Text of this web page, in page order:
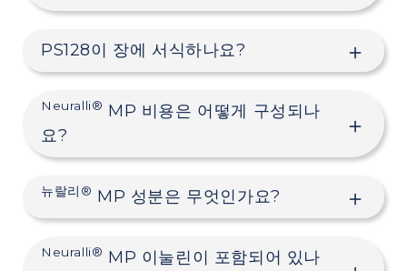
PS128이 장에 서식하나요?
Neuralli® MP 비용은 어떻게 구성되나
요?
뉴랄리® MP 성분은 무엇인가요?
Neuralli® MP 이눌린이 포함되어 있나